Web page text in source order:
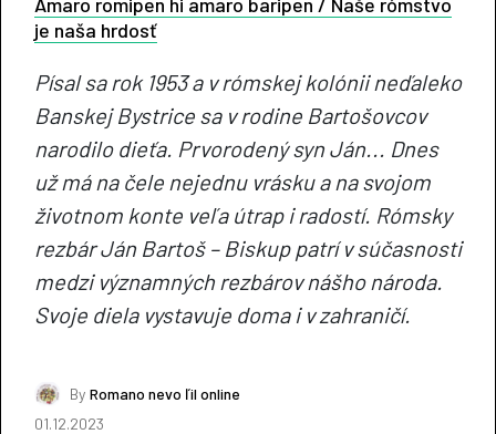
je naša hrdosť
Písal sa rok 1953 a v rómskej kolónii neďaleko
Banskej Bystrice sa v rodine Bartošovcov
narodilo dieťa. Prvorodený syn Ján... Dnes
už má na čele nejednu vrásku a na svojom
životnom konte veľa útrap i radostí. Rómsky
rezbár Ján Bartoš – Biskup patrí v súčasnosti
medzi významných rezbárov nášho národa.
Svoje diela vystavuje doma i v zahraničí.
By Romano nevo ľil online
01.12.2023